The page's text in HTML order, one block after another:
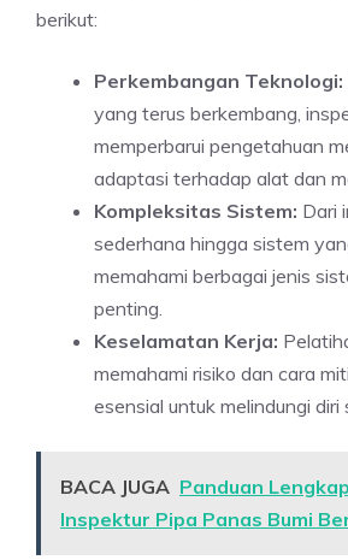
berikut:
Perkembangan Teknologi:
yang terus berkembang,
memperbarui pengetahuan
adaptasi terhadap alat dan
Kompleksitas Sistem: Dari
sederhana hingga sistem
memahami berbagai jenis
penting.
Keselamatan Kerja:
memahami risiko dan cara
esensial untuk melindungi diri
BACA JUGA Panduan
Inspektur Pipa Panas Bumi